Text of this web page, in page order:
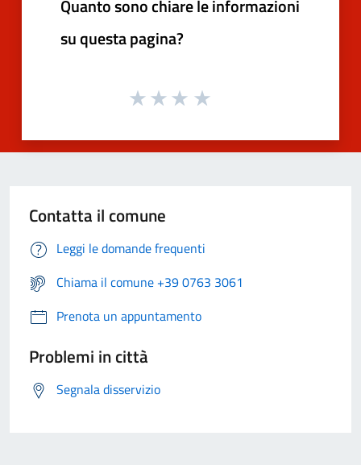
Quanto sono chiare le informazioni
su questa pagina?
Contatta il comune
Leggi le domande frequenti
Chiama il comune +39 0763 3061
Prenota un appuntamento
Problemi in città
Segnala disservizio